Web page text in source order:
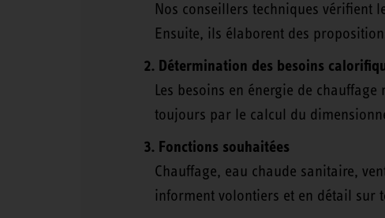
Nos conseillers techniques vérifient
Ensuite, ils élaborent des
Détermination des besoins
Les besoins en énergie de
toujours par le calcul du
Fonctions souhaitées
Chauffage, eau chaude sanitaire,
informent volontiers et en détail sur